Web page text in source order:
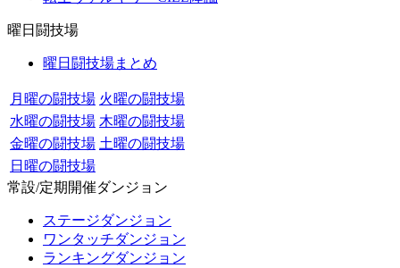
曜日闘技場
曜日闘技場まとめ
月曜の闘技場 火曜の闘技場
水曜の闘技場 木曜の闘技場
金曜の闘技場 土曜の闘技場
日曜の闘技場
常設/定期開催ダンジョン
ステージダンジョン
ワンタッチダンジョン
ランキングダンジョン